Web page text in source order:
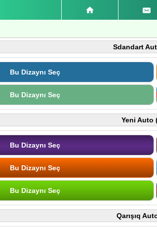
Sdandart
Bu Dizaynı Seç
Bu Dizaynı Seç
Yeni Auto
Bu Dizaynı Seç
Bu Dizaynı Seç
Bu Dizaynı Seç
Qarışıq